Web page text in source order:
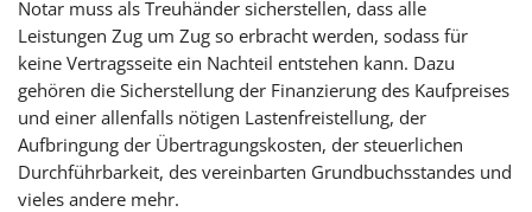
Notar muss als Treuhänder sicherstellen, dass alle
Leistungen Zug um Zug so erbracht werden, sodass für
keine Vertragsseite ein Nachteil entstehen kann. Dazu
gehören die Sicherstellung der Finanzierung des Kaufpreises
und einer allenfalls nötigen Lastenfreistellung, der
Aufbringung der Übertragungskosten, der steuerlichen
Durchführbarkeit, des vereinbarten Grundbuchsstandes und
vieles andere mehr.